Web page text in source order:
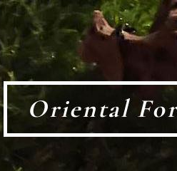
Oriental